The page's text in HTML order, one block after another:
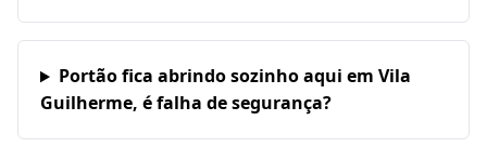
Portão fica abrindo sozinho aqui em Vila
Guilherme, é falha de segurança?